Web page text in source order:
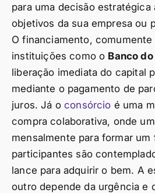
para uma decisão estratégica
objetivos da sua empresa ou
O financiamento,
instituições como o Banco
liberação imediata do capital
mediante o pagamento de
juros. Já oconsórcio é uma
compra colaborativa, onde
mensalmente para formar um
participantes são
lance para adquirir o bem. A
outro depende da urgência e